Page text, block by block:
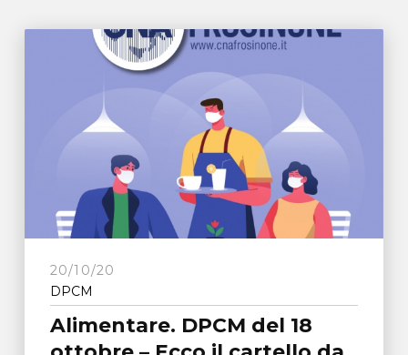
20/10/20
DPCM
Alimentare. DPCM del 18